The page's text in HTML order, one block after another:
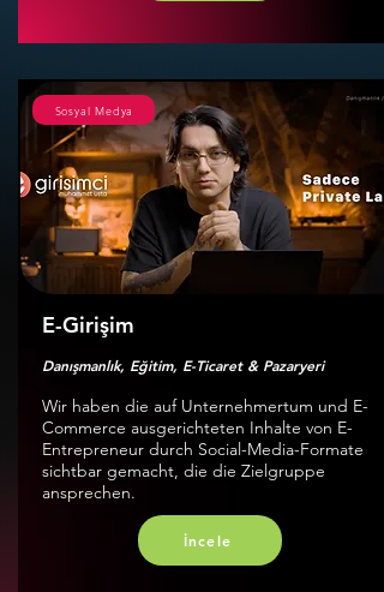
Sosyal Medya
E-Girişim
Danışmanlık, Eğitim, E-Ticaret & Pazaryeri
Wir haben die auf Unternehmertum und E-
Commerce ausgerichteten Inhalte von E-
Entrepreneur durch Social-Media-Formate
sichtbar gemacht, die die Zielgruppe
ansprechen.
İncele